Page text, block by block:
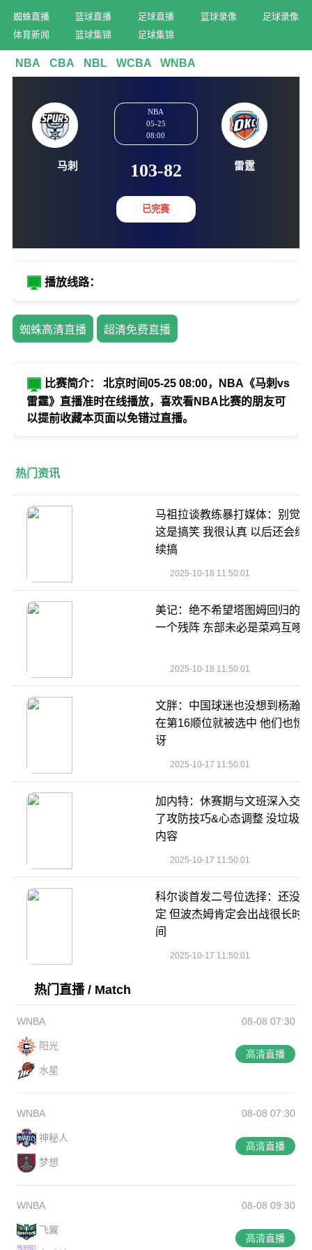
蜘蛛直播 篮球直播 足球直播 篮球录像
足球录像
体育新闻
篮球集锦 足球集锦
NBA CBA NBL WCBA WNBA
NBA
08:00
103-82
播放线路：
蜘蛛高清直播 超清免费直播
比赛简介： 北京时间05-25 08:00，NBA《马刺vs
雷霆》直播准时在线播放，喜欢看NBA比赛的朋友可
以提前收藏本页面以免错过直播。
热门资讯
马祖拉谈教练暴打媒体：别觉得
这是搞笑 我很认真 以后还会继
续搞
2025-10-18 11:50:01
美记：绝不希望塔图姆回归的是
一个残阵 东部未必是菜鸡互啄
2025-10-18 11:50:01
文胖：中国球迷也没想到杨瀚森
在第16顺位就被选中 他们也惊
讶
2025-10-17 11:50:01
加内特：休赛期与文班深入交流
了攻防技巧&心态调整 没垃圾话
内容
2025-10-17 11:50:01
科尔谈首发二号位选择：还没确
定 但波杰姆肯定会出战很长时
间
2025-10-17 11:50:01
热门直播 / Match
WNBA 08-08 07:30
阳光
水星
高清直播
WNBA 08-08 07:30
神秘人
梦想
高清直播
WNBA 08-08 09:30
飞翼
高清直播